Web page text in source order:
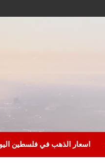
اسعار الذهب في فلسطين